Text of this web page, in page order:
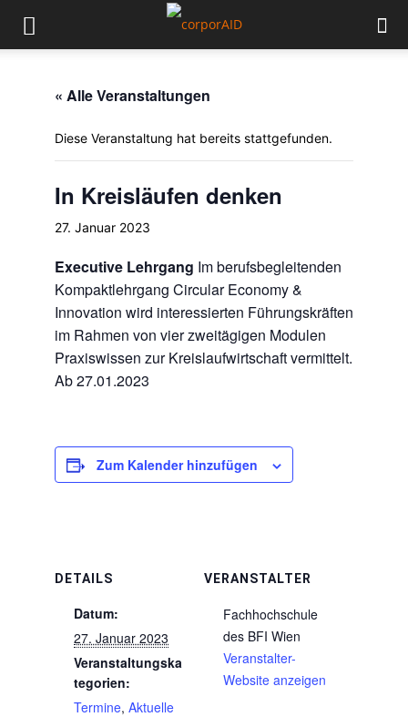
« Alle Veranstaltungen
Diese Veranstaltung hat bereits stattgefunden.
In Kreisläufen denken
27. Januar 2023
Executive Lehrgang Im berufsbegleitenden
Kompaktlehrgang Circular Economy &
Innovation wird interessierten Führungskräften
im Rahmen von vier zweitägigen Modulen
Praxiswissen zur Kreislaufwirtschaft vermittelt.
Ab 27.01.2023
Zum Kalender hinzufügen
DETAILS
Datum:
27. Januar 2023
Veranstaltungska
tegorien:
Termine, Aktuelle
VERANSTALTER
Fachhochschule
des BFI Wien
Veranstalter-
Website anzeigen